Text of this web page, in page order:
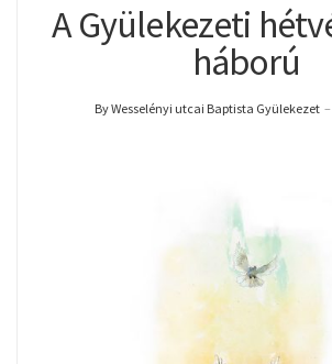
A Gyülekezeti
háború
By Wesselényi utcai Baptista Gyülekezet –